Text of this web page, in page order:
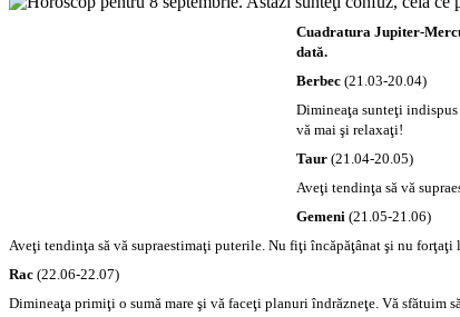
Cuadratura Jupiter-
dată.
Berbec (21.03-20.04)
Dimineaţa sunteţi
vă mai şi relaxaţi!
Taur (21.04-20.05)
Aveţi tendinţa să vă
Gemeni (21.05-21.06)
Aveţi tendinţa să vă supraestimaţi puterile. Nu fiţi încăpăţânat şi nu
Rac (22.06-22.07)
Dimineaţa primiţi o sumă mare şi vă faceţi planuri îndrăzneţe. Vă sfătuim